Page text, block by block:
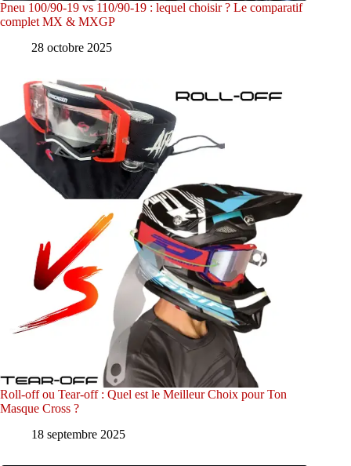
Pneu 100/90-19 vs 110/90-19 : lequel choisir ? Le comparatif
complet MX & MXGP
28 octobre 2025
Roll-off ou Tear-off : Quel est le Meilleur Choix pour Ton
Masque Cross ?
18 septembre 2025